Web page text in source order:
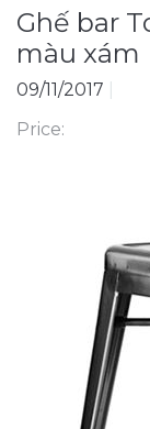
Ghế bar
màu xám
09/11/2017
Price: